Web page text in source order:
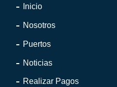
Inicio
Nosotros
Puertos
Noticias
Realizar Pagos